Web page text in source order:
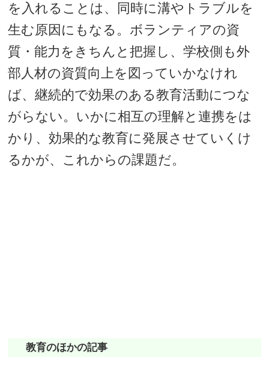
を入れることは、同時に溝やトラブルを
生む原因にもなる。ボランティアの資
質・能力をきちんと把握し、学校側も外
部人材の資質向上を図っていかなけれ
ば、継続的で効果のある教育活動につな
がらない。いかに相互の理解と連携をは
かり、効果的な教育に発展させていくけ
るかが、これからの課題だ。
教育のほかの記事